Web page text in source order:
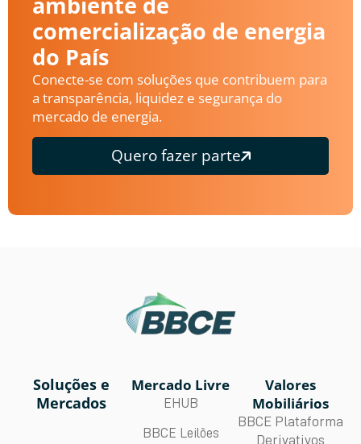
comercialização de energia
do País
Conecte-se com soluções que contribuem para
a transparência, liquidez e segurança do
mercado de energia.
Quero fazer parte
Soluções e
Mercados
Mercado Livre
EHUB
BBCE Leilões
Valores
Mobiliários
BBCE Plataforma
Derivativos